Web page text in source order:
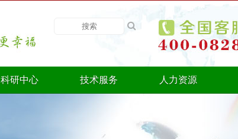
科研中心 技术服务 人力资源